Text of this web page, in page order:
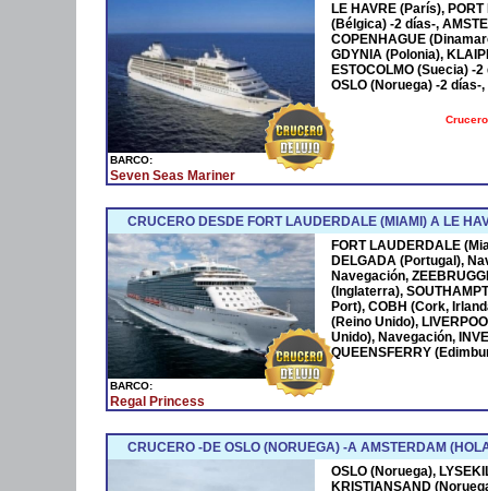
BARCO:
Seven Seas Mariner
LE HAVRE (París),
(Bélgica) -2 días-,
COPENHAGUE
GDYNIA (Polonia),
ESTOCOLMO (Suecia) -
OSLO (Noruega) -2 días-,
CRUCERO DESDE FORT LAUDERDALE (MIAMI) A LE
BARCO:
Regal Princess
FORT LAUDERDALE
DELGADA (Portugal),
Navegación,
(Inglaterra),
Port), COBH (Cork,
(Reino Unido),
Unido), Navegación,
QUEENSFERRY
CRUCERO -DE OSLO (NORUEGA) -A AMSTERDAM
OSLO (Noruega),
KRISTIANSAND